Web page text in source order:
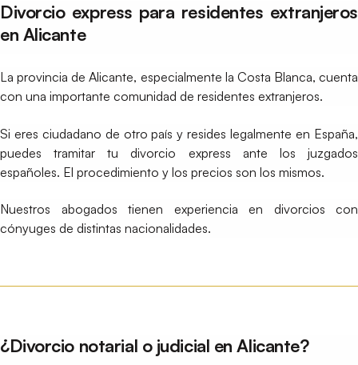
Divorcio express para residentes extranjeros
en Alicante
La provincia de Alicante, especialmente la Costa Blanca, cuenta
con una importante comunidad de residentes extranjeros.
Si eres ciudadano de otro país y resides legalmente en España,
puedes tramitar tu divorcio express ante los juzgados
españoles. El procedimiento y los precios son los mismos.
Nuestros abogados tienen experiencia en divorcios con
cónyuges de distintas nacionalidades.
¿Divorcio notarial o judicial en Alicante?